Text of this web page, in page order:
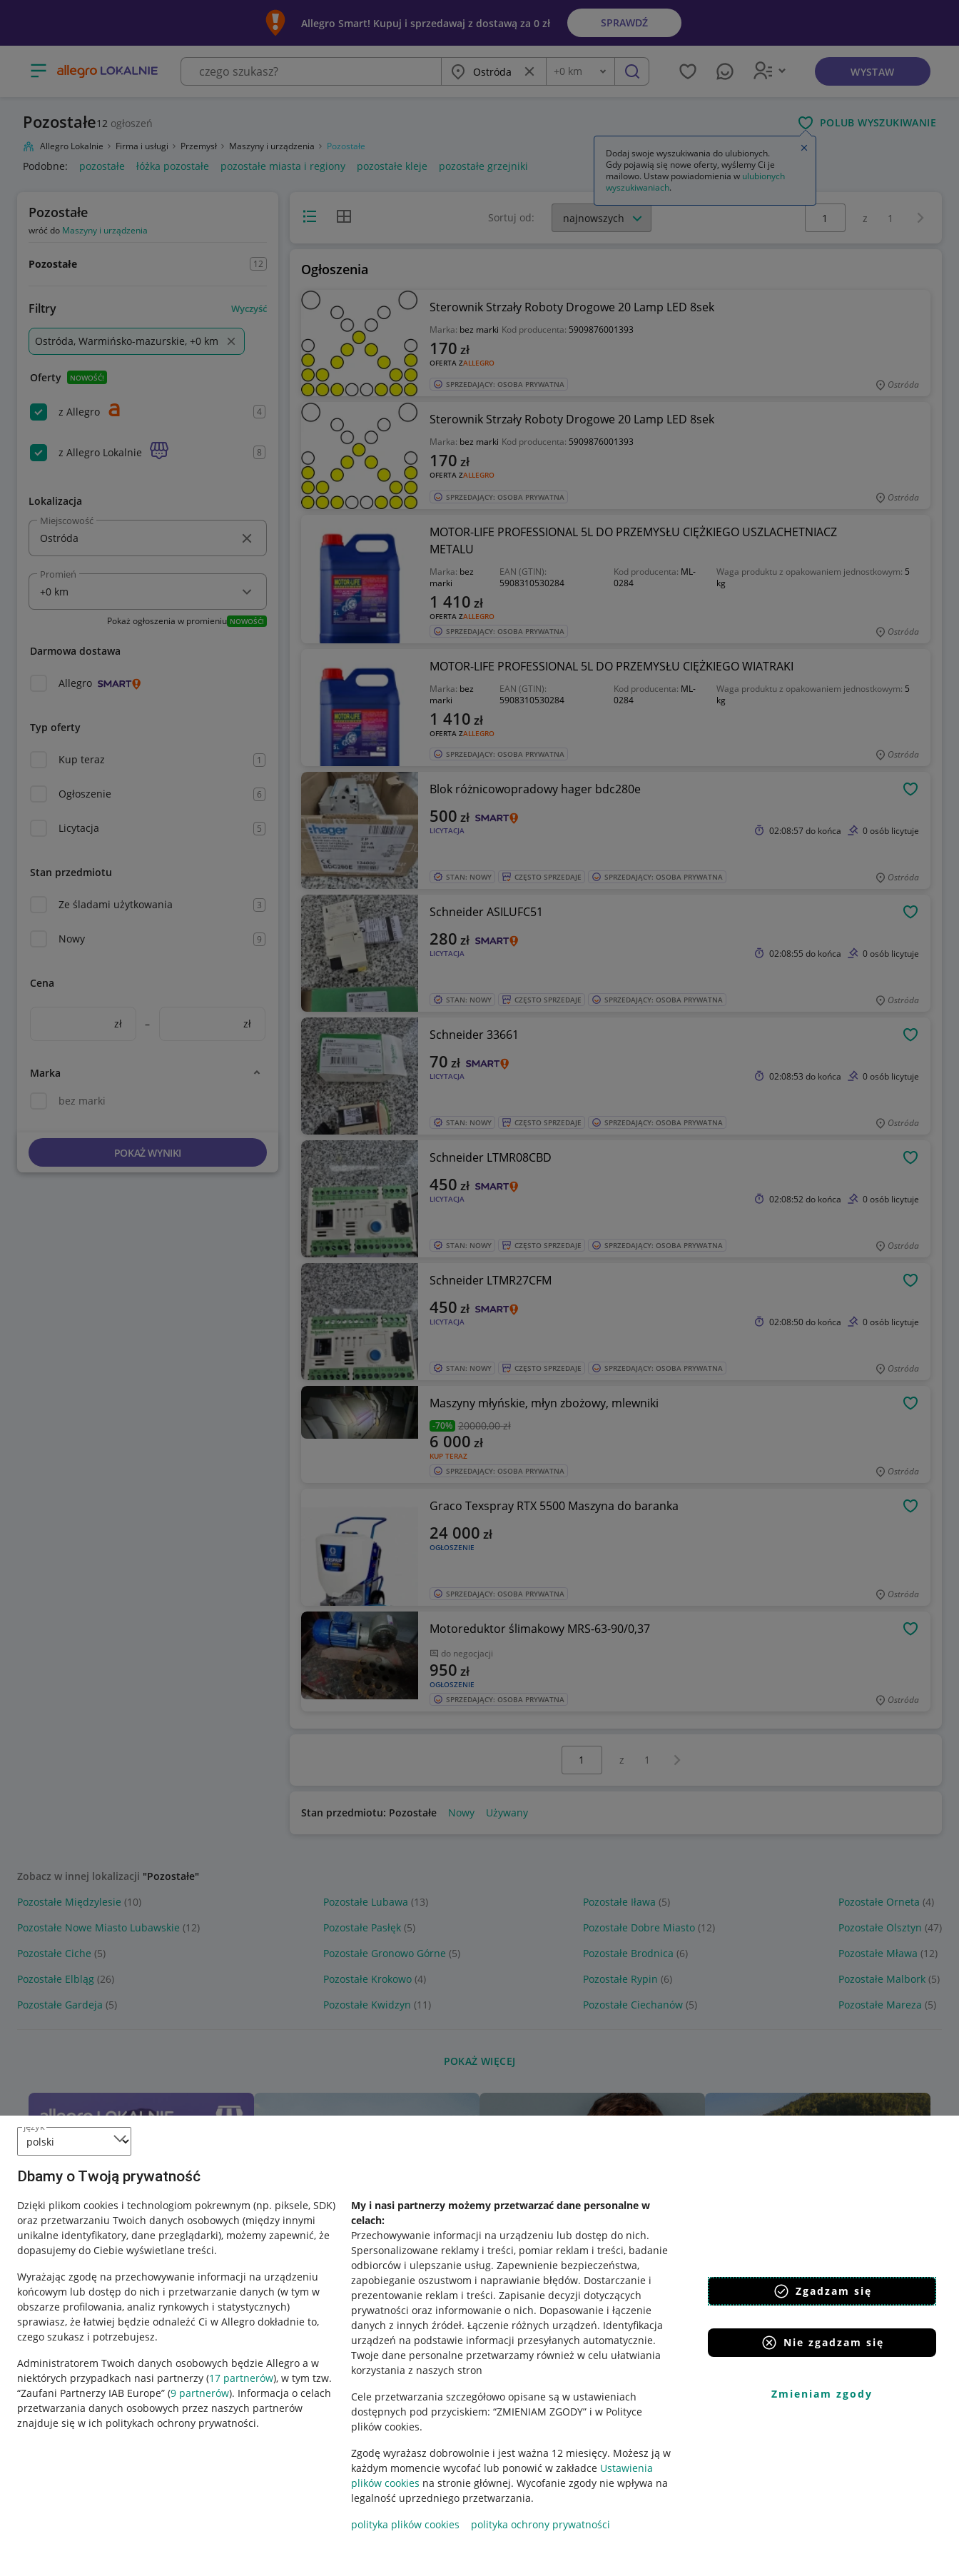
język
Dbamy o Twoją prywatność
Dzięki plikom cookies i technologiom pokrewnym (np. piksele, SDK)
oraz przetwarzaniu Twoich danych osobowych (między innymi
unikalne identyfikatory, dane przeglądarki), możemy zapewnić, że
dopasujemy do Ciebie wyświetlane treści.
Wyrażając zgodę na przechowywanie informacji na urządzeniu
końcowym lub dostęp do nich i przetwarzanie danych (w tym w
obszarze profilowania, analiz rynkowych i statystycznych)
sprawiasz, że łatwiej będzie odnaleźć Ci w Allegro dokładnie to,
czego szukasz i potrzebujesz.
Administratorem Twoich danych osobowych będzie Allegro a w
niektórych przypadkach nasi partnerzy (17 partnerów), w tym tzw.
“Zaufani Partnerzy IAB Europe” (9 partnerów). Informacja o celach
przetwarzania danych osobowych przez naszych partnerów
znajduje się w ich politykach ochrony prywatności.
My i nasi partnerzy możemy przetwarzać dane personalne w
celach:
Przechowywanie informacji na urządzeniu lub dostęp do nich.
Spersonalizowane reklamy i treści, pomiar reklam i treści, badanie
odbiorców i ulepszanie usług. Zapewnienie bezpieczeństwa,
zapobieganie oszustwom i naprawianie błędów. Dostarczanie i
prezentowanie reklam i treści. Zapisanie decyzji dotyczących
prywatności oraz informowanie o nich. Dopasowanie i łączenie
danych z innych źródeł. Łączenie różnych urządzeń. Identyfikacja
urządzeń na podstawie informacji przesyłanych automatycznie.
Twoje dane personalne przetwarzamy również w celu ułatwiania
korzystania z naszych stron
Cele przetwarzania szczegółowo opisane są w ustawieniach
dostępnych pod przyciskiem: “ZMIENIAM ZGODY” i w Polityce
plików cookies.
Zgodę wyrażasz dobrowolnie i jest ważna 12 miesięcy. Możesz ją w
każdym momencie wycofać lub ponowić w zakładce Ustawienia
plików cookies na stronie głównej. Wycofanie zgody nie wpływa na
legalność uprzedniego przetwarzania.
polityka plików cookies
polityka ochrony prywatności
Zgadzam się
Nie zgadzam się
Zmieniam zgody
Allegro Smart! Kupuj i sprzedawaj z dostawą za 0 zł SPRAWDŹ
Otwórz menu z kategoriami Miasto Wyczyść frazę
Odległość
+0 km szukaj WYSTAW
Pozostałe12 ogłoszeń POLUB WYSZUKIWANIE
Allegro Lokalnie Firma i usługi Przemysł Maszyny i urządzenia Pozostałe
Podobne: pozostałe łóżka pozostałe pozostałe miasta i regiony pozostałe kleje pozostałe grzejniki
Pozostałe
wróć do Maszyny i urządzenia
Pozostałe 12
Filtry Wyczyść
Ostróda, Warmińsko-mazurskie, +0 km
Oferty NOWOŚĆ!
z Allegro 4
z Allegro Lokalnie 8
Lokalizacja
Miejscowość
Promień
Pokaż ogłoszenia w promieniu NOWOŚĆ!
Darmowa dostawa
Allegro
Typ oferty
Kup teraz 1
Ogłoszenie 6
Licytacja 5
Stan przedmiotu
Ze śladami użytkowania 3
Nowy 9
Cena
zł – zł
Marka
bez marki
POKAŻ WYNIKI
Widok listyWidok siatki Sortuj od:
Wybierz stronę:
z 1
Ogłoszenia
Sterownik Strzały Roboty Drogowe 20 Lamp LED 8sek
Marka: bez marki Kod producenta: 5909876001393
OFERTA ZALLEGRO
170 zł
SPRZEDAJĄCY: OSOBA PRYWATNA Ostróda
Sterownik Strzały Roboty Drogowe 20 Lamp LED 8sek
Marka: bez marki Kod producenta: 5909876001393
OFERTA ZALLEGRO
170 zł
SPRZEDAJĄCY: OSOBA PRYWATNA Ostróda
MOTOR-LIFE PROFESSIONAL 5L DO PRZEMYSŁU CIĘŻKIEGO USZLACHETNIACZ
METALU
Marka: bez
marki
EAN (GTIN):
5908310530284
Kod producenta: ML-
0284
Waga produktu z opakowaniem jednostkowym: 5
kg
OFERTA ZALLEGRO
1 410 zł
SPRZEDAJĄCY: OSOBA PRYWATNA Ostróda
MOTOR-LIFE PROFESSIONAL 5L DO PRZEMYSŁU CIĘŻKIEGO WIATRAKI
Marka: bez
marki
EAN (GTIN):
5908310530284
Kod producenta: ML-
0284
Waga produktu z opakowaniem jednostkowym: 5
kg
OFERTA ZALLEGRO
1 410 zł
SPRZEDAJĄCY: OSOBA PRYWATNA Ostróda
Blok różnicowopradowy hager bdc280e
LICYTACJA
500 zł
02:08:57do końca 0 osób licytuje
STAN: NOWY CZĘSTO SPRZEDAJE SPRZEDAJĄCY: OSOBA PRYWATNA Ostróda
Schneider ASILUFC51
LICYTACJA
280 zł
02:08:55 do końca 0 osób licytuje
STAN: NOWY CZĘSTO SPRZEDAJE SPRZEDAJĄCY: OSOBA PRYWATNA Ostróda
Schneider 33661
LICYTACJA
70 zł
02:08:53 do końca 0 osób licytuje
STAN: NOWY CZĘSTO SPRZEDAJE SPRZEDAJĄCY: OSOBA PRYWATNA Ostróda
Schneider LTMR08CBD
LICYTACJA
450 zł
02:08:52 do końca 0 osób licytuje
STAN: NOWY CZĘSTO SPRZEDAJE SPRZEDAJĄCY: OSOBA PRYWATNA Ostróda
Schneider LTMR27CFM
LICYTACJA
450 zł
02:08:50do końca 0 osób licytuje
STAN: NOWY CZĘSTO SPRZEDAJE SPRZEDAJĄCY: OSOBA PRYWATNA Ostróda
Maszyny młyńskie, młyn zbożowy, mlewniki
-70% 20000,00 zł
KUP TERAZ
6 000 zł
SPRZEDAJĄCY: OSOBA PRYWATNA Ostróda
Graco Texspray RTX 5500 Maszyna do baranka
OGŁOSZENIE
24 000 zł
SPRZEDAJĄCY: OSOBA PRYWATNA Ostróda
Motoreduktor ślimakowy MRS-63-90/0,37
do negocjacji
OGŁOSZENIE
950 zł
SPRZEDAJĄCY: OSOBA PRYWATNA Ostróda
z 1 Następna strona
Stan przedmiotu: Pozostałe Nowy Używany
Zobacz w innej lokalizacji "Pozostałe"
Pozostałe Międzylesie (10) Pozostałe Lubawa (13) Pozostałe Iława (5) Pozostałe Orneta (4)
Pozostałe Nowe Miasto Lubawskie (12) Pozostałe Pasłęk (5) Pozostałe Dobre Miasto (12) Pozostałe Olsztyn (47)
Pozostałe Ciche (5) Pozostałe Gronowo Górne (5) Pozostałe Brodnica (6) Pozostałe Mława (12)
Pozostałe Elbląg (26) Pozostałe Krokowo (4) Pozostałe Rypin (6) Pozostałe Malbork (5)
Pozostałe Gardeja (5) Pozostałe Kwidzyn (11) Pozostałe Ciechanów (5) Pozostałe Mareza (5)
POKAŻ WIĘCEJ
Przydatne informacje
Jak to działa
Napisz do nas
Allegro Gadane dla sprzedających
Regulamin
Polityka plików "cookies"
Ustawienia plików "cookies"
Udostępnianie lokalizacji
Informacje dla Aktu o Usługach Cyfrowych
Pobierz aplikację
Dodaj swoje wyszukiwania do ulubionych.
Gdy pojawią się nowe oferty, wyślemy Ci je
mailowo. Ustaw powiadomienia w ulubionych
wyszukiwaniach.
Zamknij wskazówkę